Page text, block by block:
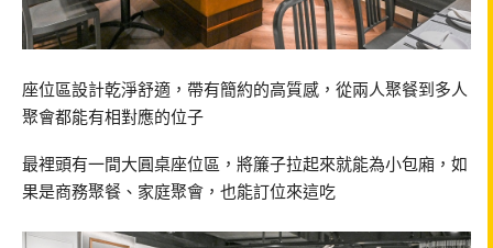
座位區設計乾淨舒適，帶有簡約的高質感，從兩人聚餐到多人
聚會都能有相對應的位子
最裡頭有一間大圓桌座位區，將簾子拉起來就能為小包廂，如
果是商務聚餐、家庭聚會，也能訂位來這吃